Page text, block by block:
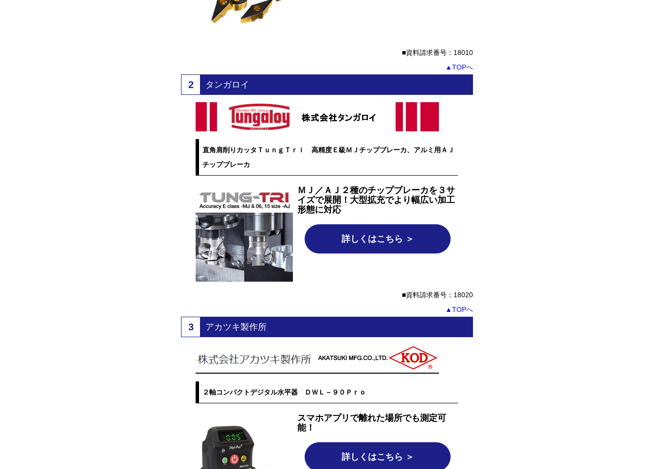
資料請求番号：18010
▲TOPへ
2 タンガロイ
直角肩削りカッタＴｕｎｇＴｒｉ 高精度Ｅ級ＭＪチップブレーカ、アルミ用ＡＪ
チップブレーカ
ＭＪ／ＡＪ２種のチップブレーカを３サ
イズで展開！大型拡充でより幅広い加工
形態に対応
詳しくはこちら ＞
資料請求番号：18020
▲TOPへ
3 アカツキ製作所
２軸コンパクトデジタル水平器 ＤＷＬ－９０Ｐｒｏ
スマホアプリで離れた場所でも測定可
能！
詳しくはこちら ＞